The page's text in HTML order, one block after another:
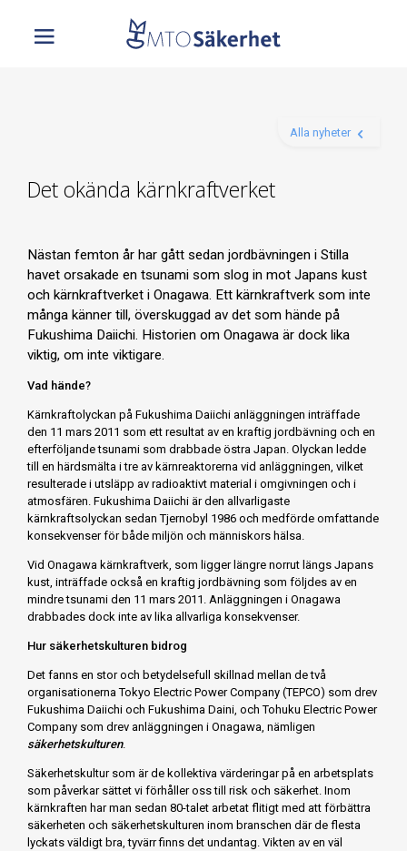
Alla nyheter
Det okända kärnkraftverket
Nästan femton år har gått sedan jordbävningen i Stilla
havet orsakade en tsunami som slog in mot Japans kust
och kärnkraftverket i Onagawa. Ett kärnkraftverk som inte
många känner till, överskuggad av det som hände på
Fukushima Daiichi. Historien om Onagawa är dock lika
viktig, om inte viktigare.
Vad hände?
Kärnkraftolyckan på Fukushima Daiichi anläggningen inträffade
den 11 mars 2011 som ett resultat av en kraftig jordbävning och en
efterföljande tsunami som drabbade östra Japan. Olyckan ledde
till en härdsmälta i tre av kärnreaktorerna vid anläggningen, vilket
resulterade i utsläpp av radioaktivt material i omgivningen och i
atmosfären. Fukushima Daiichi är den allvarligaste
kärnkraftsolyckan sedan Tjernobyl 1986 och medförde omfattande
konsekvenser för både miljön och människors hälsa.
Vid Onagawa kärnkraftverk, som ligger längre norrut längs Japans
kust, inträffade också en kraftig jordbävning som följdes av en
mindre tsunami den 11 mars 2011. Anläggningen i Onagawa
drabbades dock inte av lika allvarliga konsekvenser.
Hur säkerhetskulturen bidrog
Det fanns en stor och betydelsefull skillnad mellan de två
organisationernaTokyo Electric Power Company (TEPCO) som drev
Fukushima Daiichi och Fukushima Daini, och Tohuku Electric Power
Company som drev anläggningen i Onagawa, nämligen
säkerhetskulturen.
Säkerhetskultur som är de kollektiva värderingar på en arbetsplats
som påverkar sättet vi förhåller oss till risk och säkerhet. Inom
kärnkraften har man sedan 80-talet arbetat flitigt med att förbättra
säkerheten och säkerhetskulturen inom branschen där de flesta
lyckats väldigt bra, tyvärr finns det undantag. Vikten av en väl